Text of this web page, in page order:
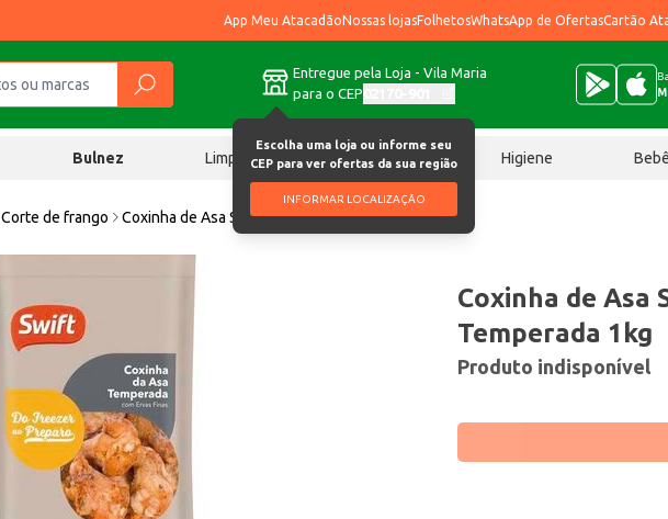
App Meu AtacadãoNossas lojasFolhetosWhatsApp de OfertasCartão
Entregue pela Loja - Vila Maria
para o CEP
Escolha uma loja ou informe seu
CEP para ver ofertas da sua região
INFORMAR LOCALIZAÇÃO
Bulnez Limpeza Chocolates Higiene
Corte de frango Coxinha de Asa Swift Congelada Temperada 1kg
Coxinha de Asa
Temperada 1kg
Produto indisponível